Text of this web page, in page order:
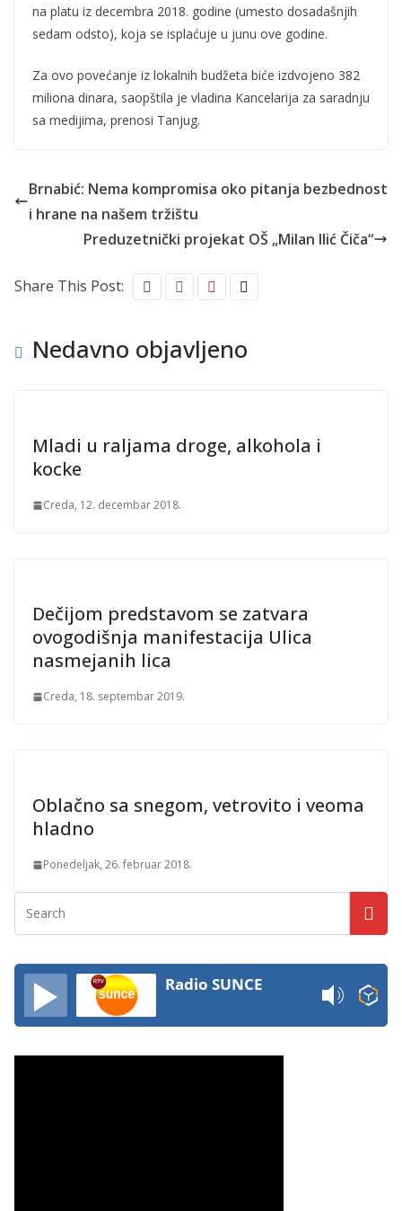
na platu iz decembra 2018. godine (umesto dosadašnjih
sedam odsto), koja se isplaćuje u junu ove godine.
Za ovo povećanje iz lokalnih budžeta biće izdvojeno 382
miliona dinara, saopštila je vladina Kancelarija za saradnju
sa medijima, prenosi Tanjug.
Brnabić: Nema kompromisa oko pitanja bezbednost
i hrane na našem tržištu
Preduzetnički projekat OŠ „Milan Ilić Čiča“
Share This Post:
Nedavno objavljeno
Mladi u raljama droge, alkohola i
kocke
Creda, 12. decembar 2018.
Dečijom predstavom se zatvara
ovogodišnja manifestacija Ulica
nasmejanih lica
Creda, 18. septembar 2019.
Oblačno sa snegom, vetrovito i veoma
hladno
Ponedeljak, 26. februar 2018.
Radio SUNCE